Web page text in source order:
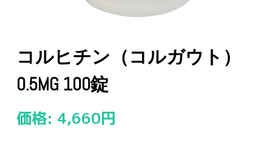
コルヒチン（コルガウト）
0.5MG 100錠
価格: 4,660円